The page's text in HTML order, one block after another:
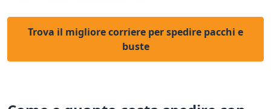
Trova il migliore corriere per spedire pacchi e
buste